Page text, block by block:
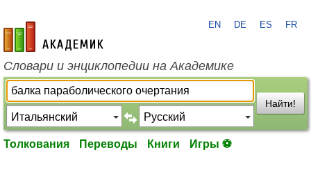
academic.ru
EN DE ES FR
Словари и энциклопедии на Академике
Найти!
Толкования Переводы Книги Игры ⚽